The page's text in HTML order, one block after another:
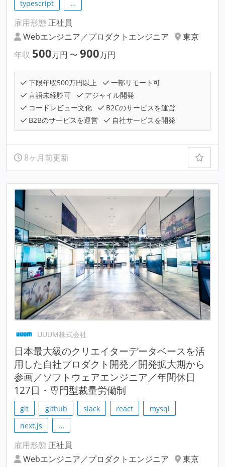
typescript …
雇用形態 正社員
Webエンジニア／プロダクトエンジニア
東京
年収 500万円 〜 900万円
下限年収500万円以上
一部リモート可
言語未経験可
アジャイル開発
コードレビュー文化
B2Cのサービスを運営
B2Bのサービスを運営
自社サービスを開発
8ヶ月前更新
UUUM株式会社
日本最大級のクリエイターデータベースを活
用した自社プロダクト開発／開発拡大期から
参画／ソフトウェアエンジニア／年間休日
127日・専門型裁量労働制
git github slack react
mysql
next.js
…
雇用形態 正社員
Webエンジニア／プロダクトエンジニア
東京